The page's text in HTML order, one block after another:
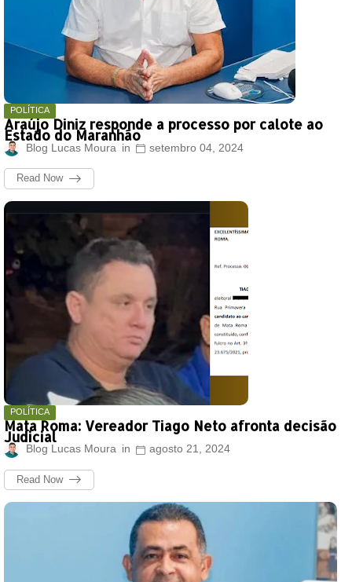
POLÍTICA
Araújo Diniz responde a processo por calote ao
Estado do Maranhão
Blog Lucas Moura setembro 04, 2024
Read Now
POLÍTICA
Mata Roma: Vereador Tiago Neto afronta decisão
Judicial
Blog Lucas Moura agosto 21, 2024
Read Now